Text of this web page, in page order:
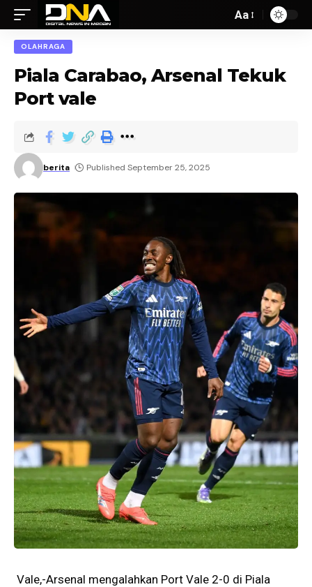
Aa
OLAHRAGA
Piala Carabao, Arsenal Tekuk
Port vale
berita Published September 25, 2025
Vale,-Arsenal mengalahkan Port Vale 2-0 di Piala